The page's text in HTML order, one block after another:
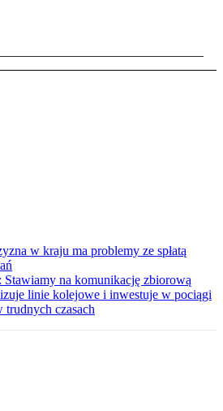
w kraju ma problemy ze spłatą
Stawiamy na komunikację zbiorową
linie kolejowe i inwestuje w pociągi
trudnych czasach